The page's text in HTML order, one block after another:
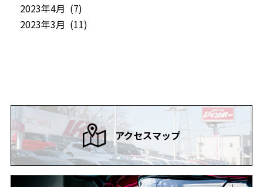
2023年4月 (7)
2023年3月 (11)
アクセスマップ